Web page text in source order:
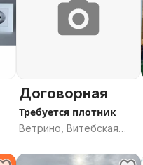
Договорная
Требуется плотник
Ветрино, Витебская